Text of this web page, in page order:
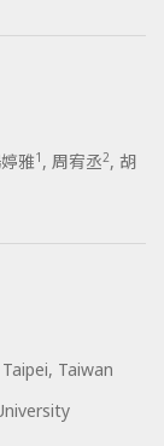
雅1 , 周宥丞2, 胡
Taiwan